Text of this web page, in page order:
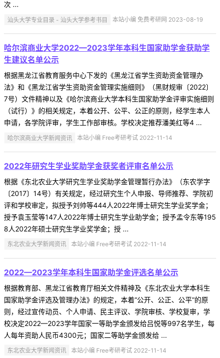
次 ...
汕头大学专业目录 - 汕头大学参考书目 本站小编 免费考研网 2023-08-19
哈尔滨商业大学2022—2023学年本科生国家助学金获助学
生建议名单公示
根据黑龙江省教育服务中心下发的《黑龙江省学生资助资金管理办
法》和《黑龙江省学生资助资金管理实施细则》（黑财规审〔2022〕
7号）文件精神以及《哈尔滨商业大学本科生国家助学金评审实施细则
（试行）》的相关规定，本着公开、公平、公正的原则，经学生本人
申请，各学院评审，学生工作部审核。学校决定推荐潘美红等4 ...
哈尔滨商业大学新闻资讯 本站小编 Free考研考试 2022-11-14
2022年研究生学业奖助学金获奖者评审名单公示
根据《东北农业大学研究生学业奖助学金管理暂行办法》（东农学字
〔2017〕14号）有关规定，经过研究生个人申报、导师推荐、学院初
评和学校审定，拟授予刘帅等444人2022年博士研究生学业奖学金；
授予袁玉莹等147人2022年博士研究生学业助学金；授予孟令东等195
8人2022年硕士研究生学业奖学金；授 ...
东北农业大学新闻资讯 本站小编 Free考研考试 2022-11-14
2022—2023学年本科生国家助学金评选名单公示
根据教育部、黑龙江省教育厅相关文件精神及《东北农业大学本科生
国家助学金评选及管理办法》的规定，本着“公开、公正、公平”的原
则，经过宣传动员、个人申请、民主评议、学院审核、学校复审，学
校决定2022—2023学年国家一等助学金颁发给吕悦等997名学生，每
人每年资助人民币4300元；国家二等助学金颁发给 ...
东北农业大学新闻资讯 本站小编 Free考研考试 2022-11-14